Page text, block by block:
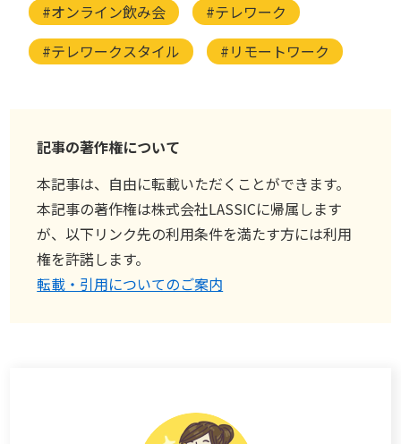
#オンライン飲み会
#テレワーク
#テレワークスタイル
#リモートワーク
記事の著作権について
本記事は、自由に転載いただくことができます。
本記事の著作権は株式会社LASSICに帰属します
が、以下リンク先の利用条件を満たす方には利用
権を許諾します。
転載・引用についてのご案内